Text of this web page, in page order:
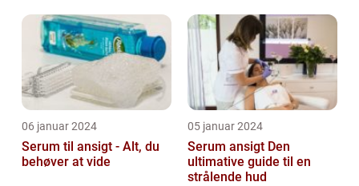
06 januar 2024
Serum til ansigt - Alt, du
behøver at vide
05 januar 2024
Serum ansigt Den
ultimative guide til en
strålende hud